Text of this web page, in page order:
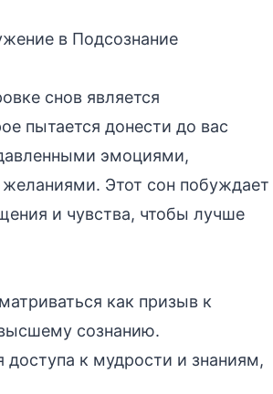
в Подсознание
снов является
пытается донести до вас
эмоциями,
Этот сон побуждает
и чувства, чтобы лучше
как призыв к
сознанию.
к мудрости и знаниям,